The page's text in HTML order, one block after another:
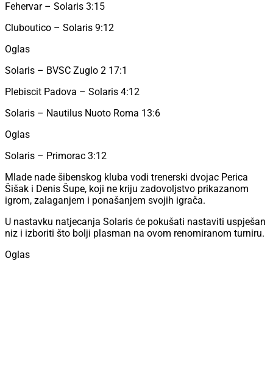
Fehervar – Solaris 3:15
Cluboutico – Solaris 9:12
Oglas
Solaris – BVSC Zuglo 2 17:1
Plebiscit Padova – Solaris 4:12
Solaris – Nautilus Nuoto Roma 13:6
Oglas
Solaris – Primorac 3:12
Mlade nade šibenskog kluba vodi trenerski dvojac Perica
Šišak i Denis Šupe, koji ne kriju zadovoljstvo prikazanom
igrom, zalaganjem i ponašanjem svojih igrača.
U nastavku natjecanja Solaris će pokušati nastaviti uspješan
niz i izboriti što bolji plasman na ovom renomiranom turniru.
Oglas